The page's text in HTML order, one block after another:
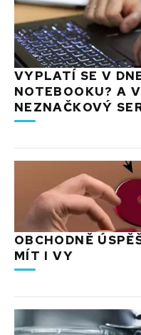
VYPLATÍ SE V
NOTEBOOKU? A
NEZNAČKOVÝ
OBCHODNĚ
MÍT I VY